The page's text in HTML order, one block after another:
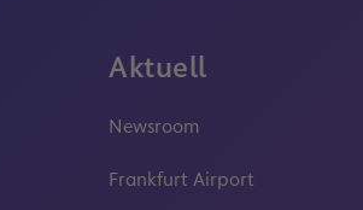
Aktuell
Newsroom
Frankfurt Airport